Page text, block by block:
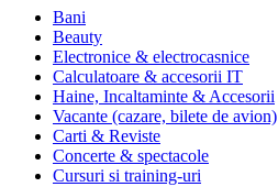
Bani
Beauty
Electronice & electrocasnice
Calculatoare & accesorii IT
Haine, Incaltaminte & Accesorii
Vacante (cazare, bilete de avion)
Carti & Reviste
Concerte & spectacole
Cursuri si training-uri